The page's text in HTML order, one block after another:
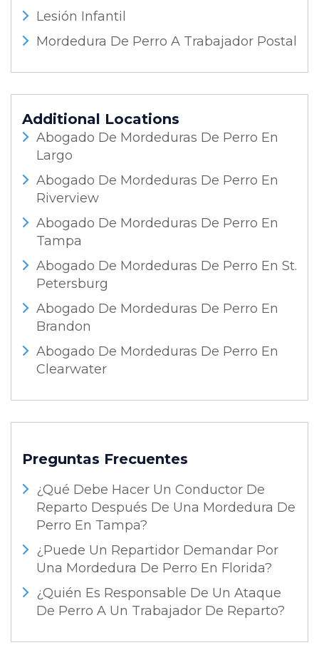
Lesión Infantil
Mordedura De Perro A Trabajador Postal
Additional Locations
Abogado De Mordeduras De Perro En
Largo
Abogado De Mordeduras De Perro En
Riverview
Abogado De Mordeduras De Perro En
Tampa
Abogado De Mordeduras De Perro En St.
Petersburg
Abogado De Mordeduras De Perro En
Brandon
Abogado De Mordeduras De Perro En
Clearwater
Preguntas Frecuentes
¿Qué Debe Hacer Un Conductor De
Reparto Después De Una Mordedura De
Perro En Tampa?
¿Puede Un Repartidor Demandar Por
Una Mordedura De Perro En Florida?
¿Quién Es Responsable De Un Ataque
De Perro A Un Trabajador De Reparto?